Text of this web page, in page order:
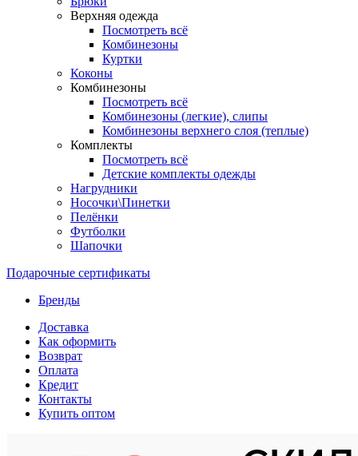
Верхняя одежда
Посмотреть всё
Комбинезоны
Куртки
Коконы
Комбинезоны
Посмотреть всё
Комбинезоны (легкие), слипы
Комбинезоны верхнего слоя (теплые)
Комплекты
Посмотреть всё
Детские комплекты одежды
Нагрудники
Носочки\Пинетки
Пелёнки
Футболки
Шапочки
Подарочные сертификаты
Бренды
Доставка
Как оформить
Возврат
Оплата
Кредит
Контакты
Купить оптом